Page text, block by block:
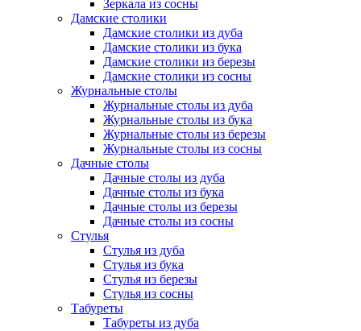
Зеркала из сосны
Дамские столики
Дамские столики из дуба
Дамские столики из бука
Дамские столики из березы
Дамские столики из сосны
Журнальные столы
Журнальные столы из дуба
Журнальные столы из бука
Журнальные столы из березы
Журнальные столы из сосны
Дачные столы
Дачные столы из дуба
Дачные столы из бука
Дачные столы из березы
Дачные столы из сосны
Стулья
Стулья из дуба
Стулья из бука
Стулья из березы
Стулья из сосны
Табуреты
Табуреты из дуба